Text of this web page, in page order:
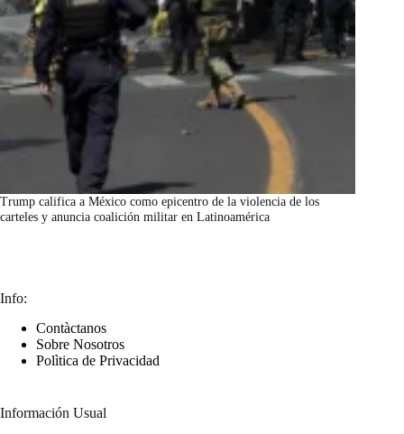
Trump califica a México como epicentro de la violencia de los
carteles y anuncia coalición militar en Latinoamérica
Info:
Contàctanos
Sobre Nosotros
Polìtica de Privacidad
Información Usual